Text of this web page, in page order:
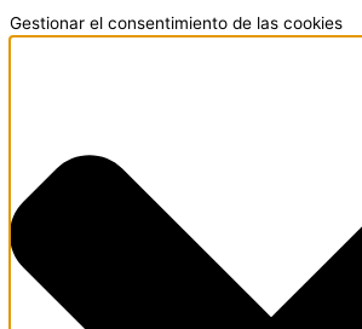
Gestionar el consentimiento de las cookies